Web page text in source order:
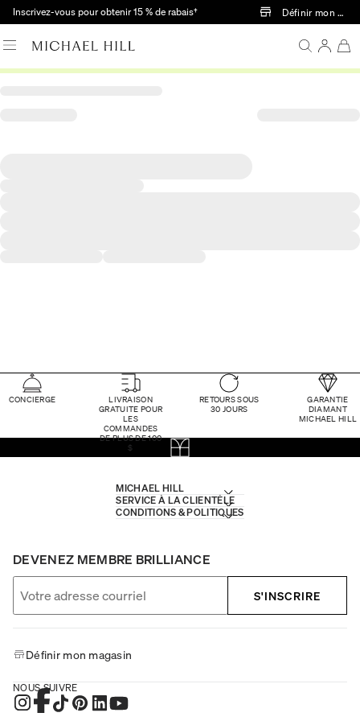
Passer au contenu principal
Inscrivez-vous pour obtenir 15 % de rabais† Définir mon
CONCIERGE
LIVRAISON
GRATUITE POUR
LES
COMMANDES
DE PLUS DE 100
$
RETOURS SOUS
30 JOURS
GARANTIE
DIAMANT
MICHAEL HILL
MICHAEL HILL
SERVICE À LA CLIENTÈLE
CONDITIONS & POLITIQUES
DEVENEZ MEMBRE BRILLIANCE
S'INSCRIRE
Définir mon magasin
NOUS SUIVRE